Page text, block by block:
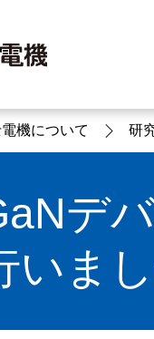
について
についてのトップ
報のトップへ
投資家
資家情報のトップ
ビリテ
ビリティのトップ
報のトップへ
わせ
わせのトップへ
機について 研
デ
いま